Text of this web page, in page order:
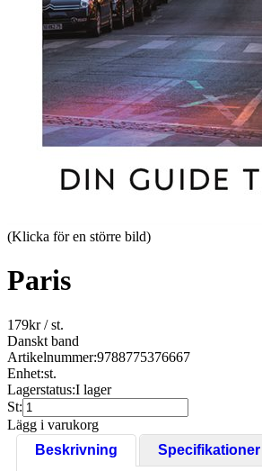
(Klicka för en större bild)
Paris
179kr/ st.
Danskt band
Artikelnummer:9788775376667
Enhet:st.
Lagerstatus:I lager
St:
Lägg i varukorg
Beskrivning
Specifikationer